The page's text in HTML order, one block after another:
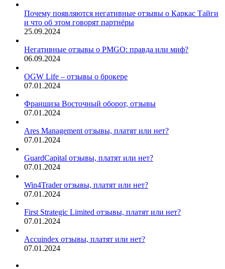
Почему появляются негативные отзывы о Каркас Тайги
и что об этом говорят партнёры
25.09.2024
Негативные отзывы о PMGO: правда или миф?
06.09.2024
OGW Life – отзывы о брокере
07.01.2024
Франшиза Восточный оборот, отзывы
07.01.2024
Ares Management отзывы, платят или нет?
07.01.2024
GuardCapital отзывы, платят или нет?
07.01.2024
Win4Trader отзывы, платят или нет?
07.01.2024
First Strategic Limited отзывы, платят или нет?
07.01.2024
Accuindex отзывы, платят или нет?
07.01.2024